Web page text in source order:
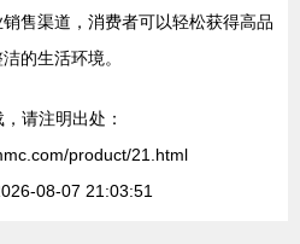
售渠道，消费者可以轻松获得高品
的生活环境。
请注明出处：
product/21.html
08-07 21:03:51